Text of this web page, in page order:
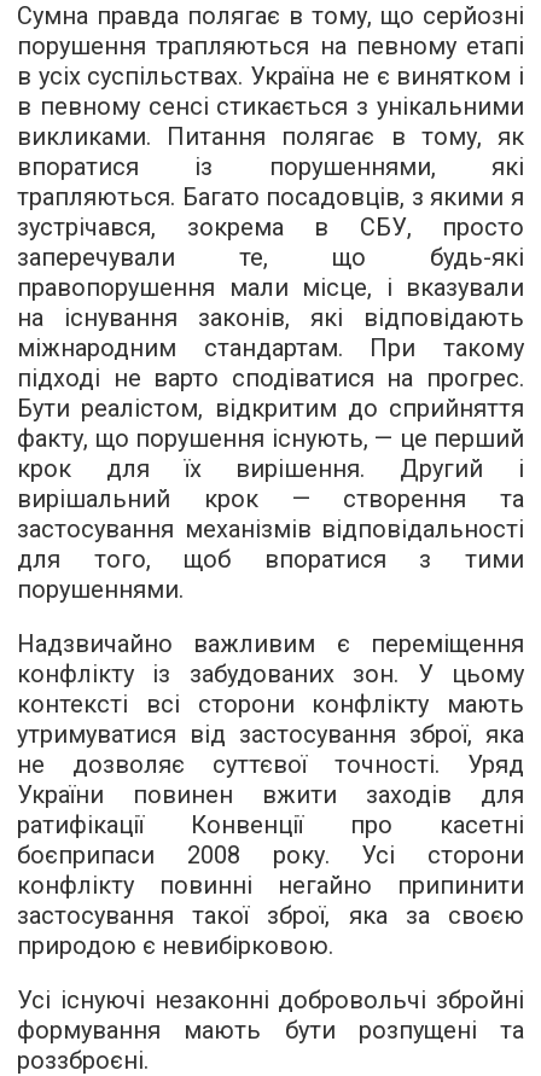
Сумна правда полягає в тому, що серйозні
порушення трапляються на певному етапі
в усіх суспільствах. Україна не є винятком і
в певному сенсі стикається з унікальними
викликами. Питання полягає в тому, як
впоратися із порушеннями, які
трапляються. Багато посадовців, з якими я
зустрічався, зокрема в СБУ, просто
заперечували те, що будь-які
правопорушення мали місце, і вказували
на існування законів, які відповідають
міжнародним стандартам. При такому
підході не варто сподіватися на прогрес.
Бути реалістом, відкритим до сприйняття
факту, що порушення існують, — це перший
крок для їх вирішення. Другий і
вирішальний крок — створення та
застосування механізмів відповідальності
для того, щоб впоратися з тими
порушеннями.
Надзвичайно важливим є переміщення
конфлікту із забудованих зон. У цьому
контексті всі сторони конфлікту мають
утримуватися від застосування зброї, яка
не дозволяє суттєвої точності. Уряд
України повинен вжити заходів для
ратифікації Конвенції про касетні
боєприпаси 2008 року. Усі сторони
конфлікту повинні негайно припинити
застосування такої зброї, яка за своєю
природою є невибірковою.
Усі існуючі незаконні добровольчі збройні
формування мають бути розпущені та
роззброєні.